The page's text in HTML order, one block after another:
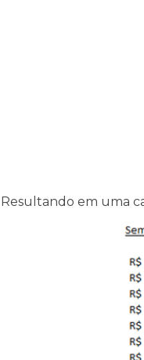
Resultando em uma